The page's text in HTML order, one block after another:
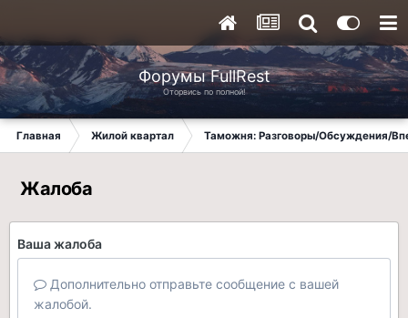
Форумы FullRest
Оторвись по полной!
Главная Жилой квартал Таможня: Разговоры/Обсуждения/
Жалоба
Ваша жалоба
Дополнительно отправьте сообщение с вашей
жалобой.